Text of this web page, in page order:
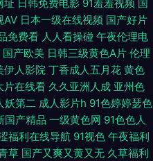
五区 黑丝美女老师搞基 综合另类x
品久久天堂 欧美在线一区啊v 麻豆
观看 婷婷福利精品导航 岛国电影导
色中色剧场 91原视频 国产精品成人
黄色片导航 AV超碰导航 传媒精品
址 日韩免费电影 91羞羞视频 国
AV 日本一级在线视频 国产好片
免费看 人人看操碰 午夜伦理电
国产欧美 日韩三级黄色A片 伦理
伊人影院 丁香成人五月花 黄色
片在线看 久久亚洲人成 亚州色
妖第二 成人影片h 91色婷婷瑟色
国产精品 一级黄色网 91色色人
福利在线导航 91视色 午夜福利
草 国产又爽又黄又无 久草福利